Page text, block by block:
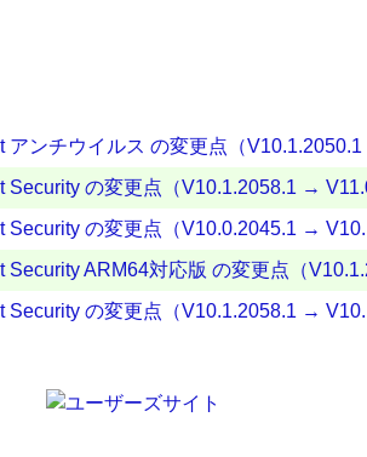
アンチウイルス の変更点（
Security の変更点（V10.1.2058.1 →
Security の変更点（V10.0.2045.1 →
Security ARM64対応版 の変更点（
Security の変更点（V10.1.2058.1 →